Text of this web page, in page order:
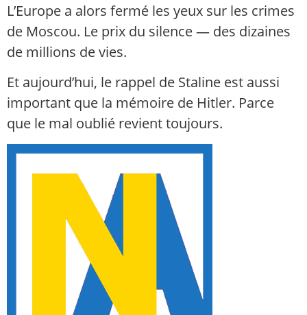
L’Europe a alors fermé les yeux sur les crimes
de Moscou. Le prix du silence — des dizaines
de millions de vies.
Et aujourd’hui, le rappel de Staline est aussi
important que la mémoire de Hitler. Parce
que le mal oublié revient toujours.